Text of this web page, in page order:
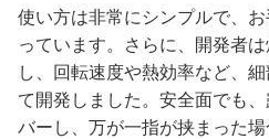
使い方は非常にシンプルで、
っています。さらに、開発者
し、回転速度や熱効率など、
て開発しました。安全面でも
バーし、万が一指が挟まった